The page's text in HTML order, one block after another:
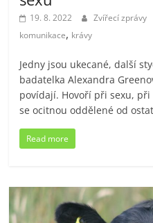
19. 8. 2022 Zvířecí zprávy
komunikace, krávy
Jedny jsou ukecané, další
badatelka Alexandra
povídají. Hovoří při sexu,
se ocitnou oddělené od
Read more